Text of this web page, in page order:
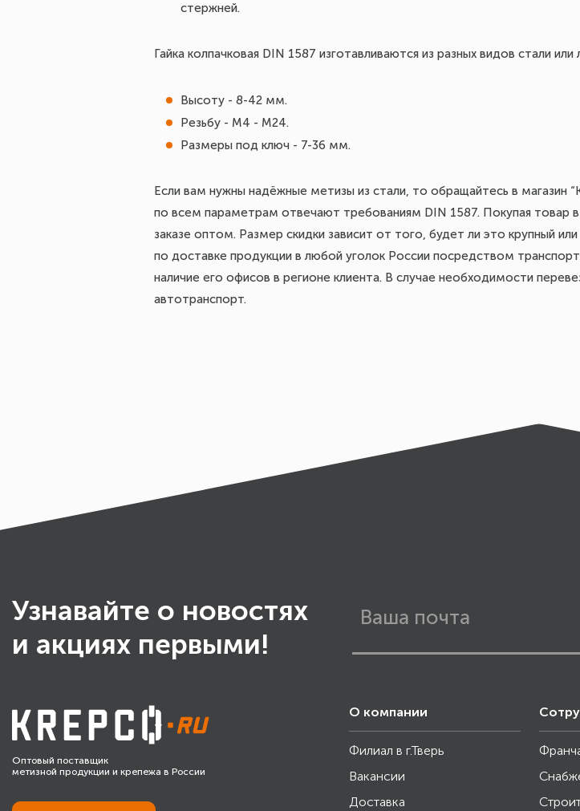
стержней.
Гайка колпачковая DIN 1587 изготавливаются из разных видов стали
Высоту - 8-42 мм.
Резьбу - М4 - М24.
Размеры под ключ - 7-36 мм.
Если вам нужны надёжные метизы из стали, то обращайтесь в магазин
по всем параметрам отвечают требованиям DIN 1587. Покупая товар
заказе оптом. Размер скидки зависит от того, будет ли это крупный
по доставке продукции в любой уголок России посредством
наличие его офисов в регионе клиента. В случае необходимости
автотранспорт.
Узнавайте о новостях
и акциях первыми!
Оптовый поставщик
метизной продукции и крепежа в России
О компании
Филиал в г.Тверь
Вакансии
Доставка